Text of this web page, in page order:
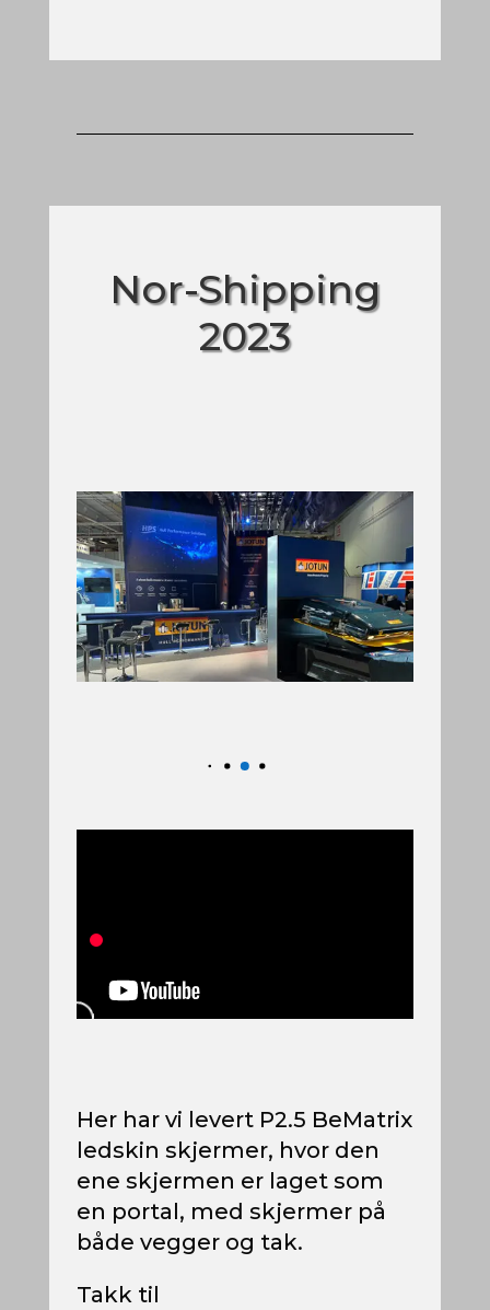
Nor-Shipping
2023
Her har vi levert P2.5 BeMatrix
ledskin skjermer, hvor den
ene skjermen er laget som
en portal, med skjermer på
både vegger og tak.
Takk til